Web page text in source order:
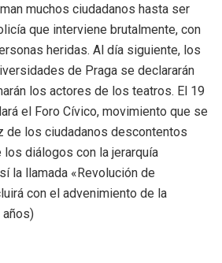
muchos ciudadanos hasta ser
que interviene brutalmente, con
heridas. Al día siguiente, los
de Praga se declararán
los actores de los teatros. El 19
el Foro Cívico, movimiento que se
de los ciudadanos descontentos
diálogos con la jerarquía
la llamada «Revolución de
con el advenimiento de la
años)